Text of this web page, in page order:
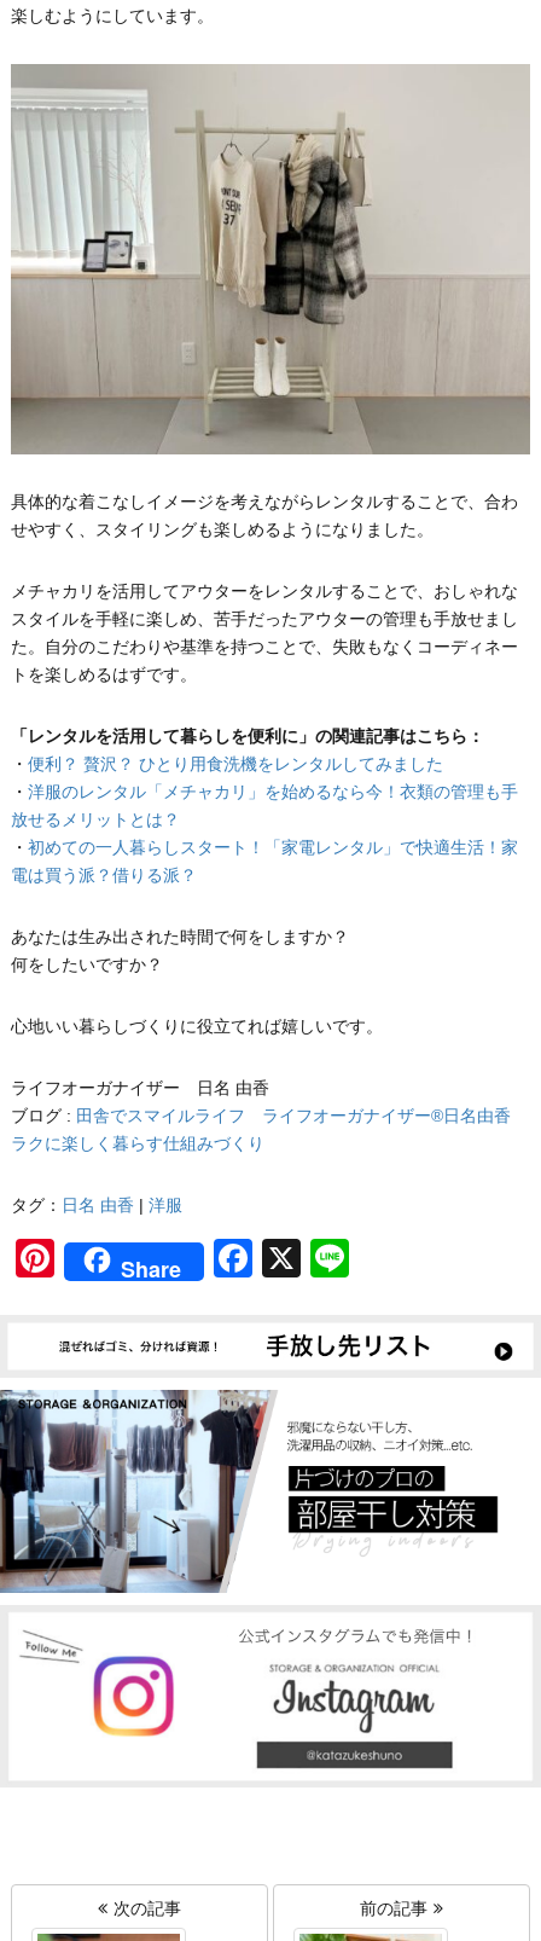
楽しむようにしています。
具体的な着こなしイメージを考えながらレンタルすることで、合わ
せやすく、スタイリングも楽しめるようになりました。
メチャカリを活用してアウターをレンタルすることで、おしゃれな
スタイルを手軽に楽しめ、苦手だったアウターの管理も手放せまし
た。自分のこだわりや基準を持つことで、失敗もなくコーディネー
トを楽しめるはずです。
「レンタルを活用して暮らしを便利に」の関連記事はこちら：
・ 便利？ 贅沢？ ひとり用食洗機をレンタルしてみました
・ 洋服のレンタル「メチャカリ」を始めるなら今！衣類の管理も手
放せるメリットとは？
・ 初めての一人暮らしスタート！「家電レンタル」で快適生活！家
電は買う派？借りる派？
あなたは生み出された時間で何をしますか？
何をしたいですか？
心地いい暮らしづくりに役立てれば嬉しいです。
ライフオーガナイザー 日名 由香
ブログ : 田舎でスマイルライフ ライフオーガナイザー®日名由香
ラクに楽しく暮らす仕組みづくり
タグ： 日名 由香 | 洋服
Pinterest
Share Facebook
X
次の記事 前の記事